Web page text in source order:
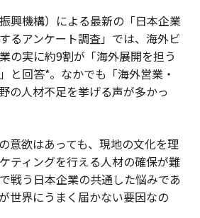
興機構）による最新の「日本企業
るアンケート調査」では、海外ビ
の実に約9割が「海外展開を担う
と回答*。なかでも「海外営業・
の人材不足を挙げる声が多かっ
意欲はあっても、現地の文化を理
ティングを行える人材の確保が難
戦う日本企業の共通した悩みであ
世界にうまく届かない要因なの